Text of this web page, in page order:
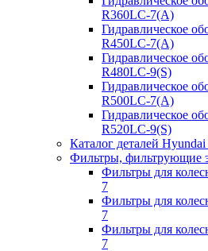
R360LC-7(A)
Гидравлическое
R450LC-7(A)
Гидравлическое
R480LC-9(S)
Гидравлическое
R500LC-7(A)
Гидравлическое
R520LC-9(S)
Каталог деталей
Фильтры, фильтрующие
Фильтры для
7
Фильтры для
7
Фильтры для
7